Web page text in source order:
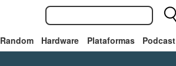
Random Hardware Plataformas Podcast